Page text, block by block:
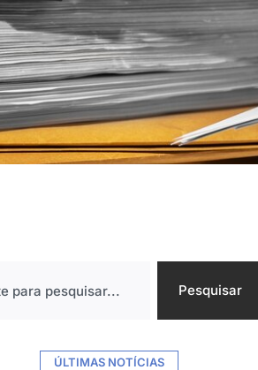
Pesquisar
ÚLTIMAS NOTÍCIAS